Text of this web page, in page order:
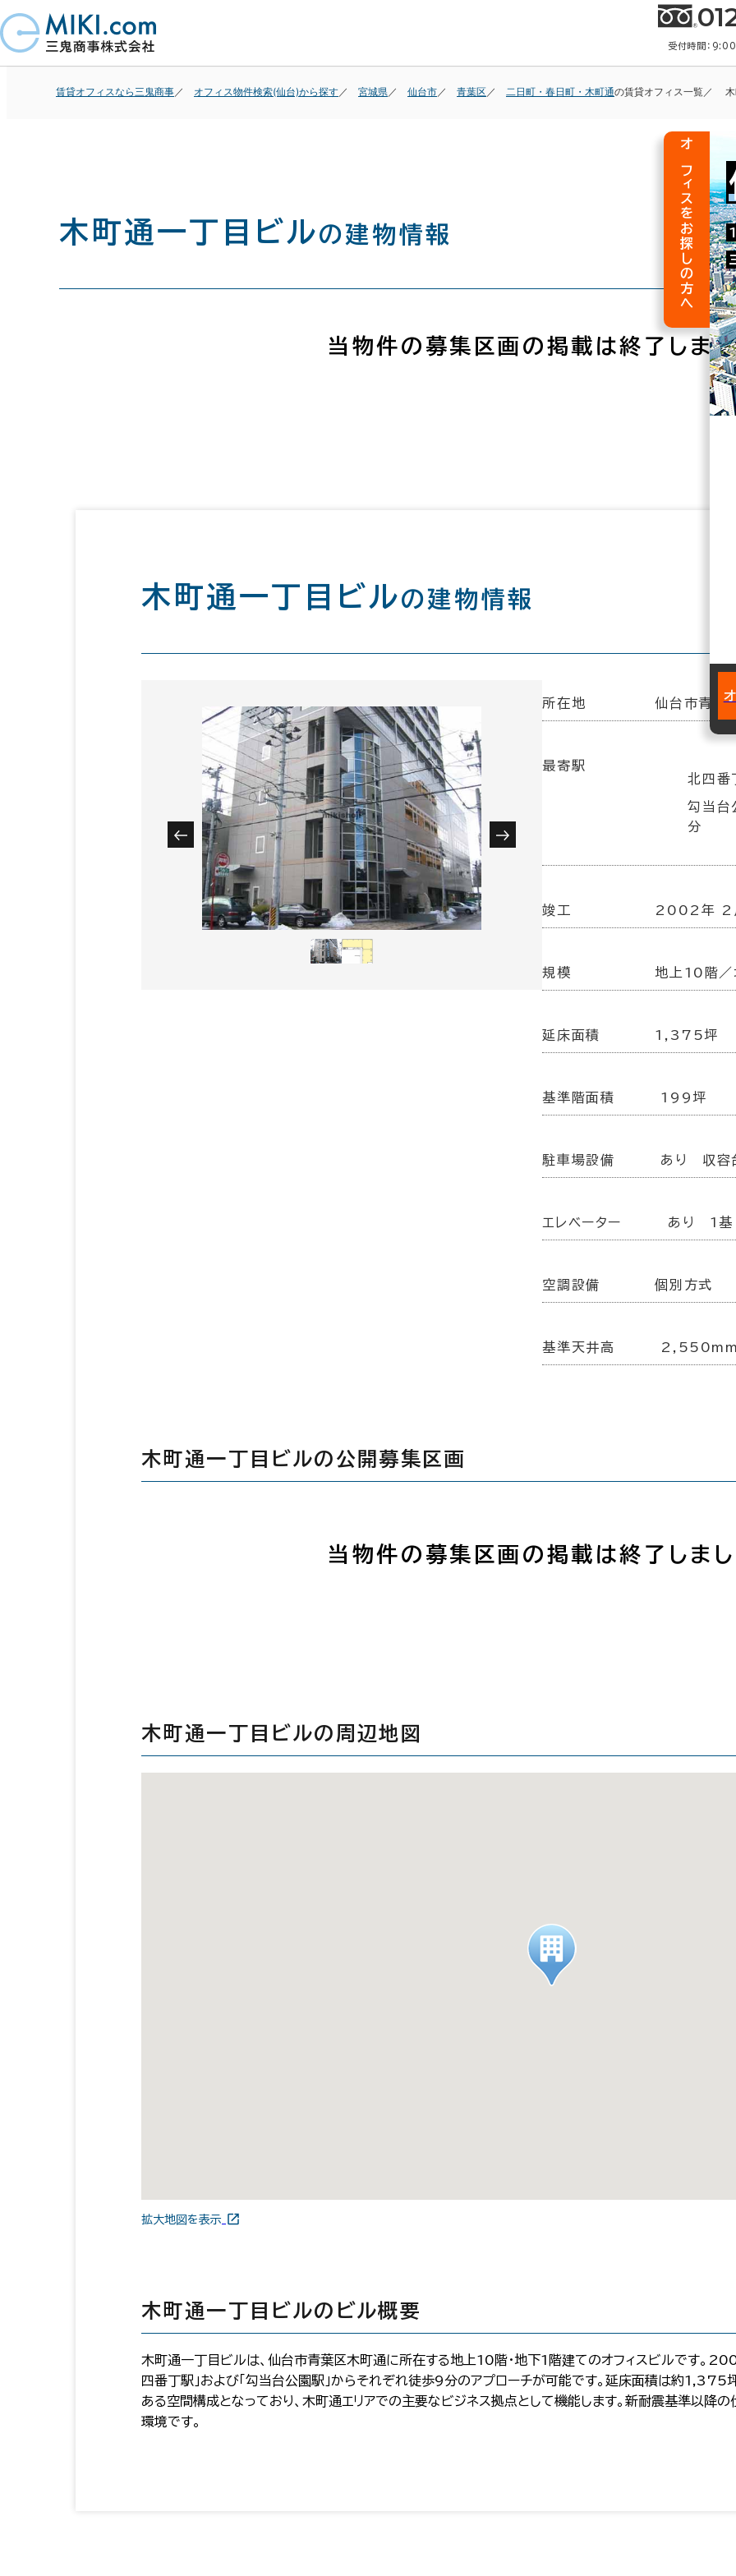
受付時間：
賃貸オフィスなら三鬼商事 オフィス物件検索(仙台)から探す 宮城県 仙台市 青葉区 二日町・春日町・木町通の賃貸オフィス一覧
木町通一丁目ビルの建物情報
当物件の募集区画の掲載は終了しまし
木町通一丁目ビルの建物情報
所在地 仙台市青葉
最寄駅
北四
勾当
分
竣工 2002年 2
規模 地上10階／
延床面積 1,375坪
基準階面積 199坪
駐車場設備 あり 収容
エレベーター あり 1基
空調設備 個別方式
基準天井高
木町通一丁目ビルの公開募集区画
当物件の募集区画の掲載は終了しまし
木町通一丁目ビルの周辺地図
拡大地図を表示
木町通一丁目ビルのビル概要
木町通一丁目ビルは、仙台市青葉区木町通に所在する地上10階・地下1階建てのオフィスビルです。
四番丁駅」および「勾当台公園駅」からそれぞれ徒歩9分のアプローチが可能です。延床面積は約
ある空間構成となっており、木町通エリアでの主要なビジネス拠点として機能します。新耐震基準以降
環境です。
オフィスをお探しの方へ